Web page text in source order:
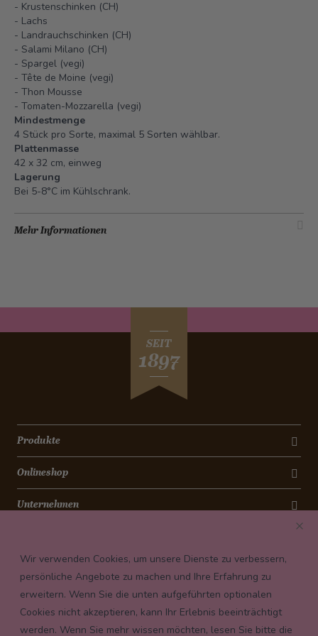
- Krustenschinken (CH)
- Lachs
- Landrauchschinken (CH)
- Salami Milano (CH)
- Spargel (vegi)
- Tête de Moine (vegi)
- Thon Mousse
- Tomaten-Mozzarella (vegi)
Mindestmenge
4 Stück pro Sorte, maximal 5 Sorten wählbar.
Plattenmasse
42 x 32 cm, einweg
Lagerung
Bei 5-8°C im Kühlschrank.
Mehr Informationen
SEIT
1897
Produkte
Onlineshop
Unternehmen
Payment conditions
Wir verwenden Cookies, um unsere Dienste zu verbessern,
persönliche Angebote zu machen und Ihre Erfahrung zu
erweitern. Wenn Sie die unten aufgeführten optionalen
Cookies nicht akzeptieren, kann Ihr Erlebnis beeinträchtigt
werden. Wenn Sie mehr wissen möchten, lesen Sie bitte die